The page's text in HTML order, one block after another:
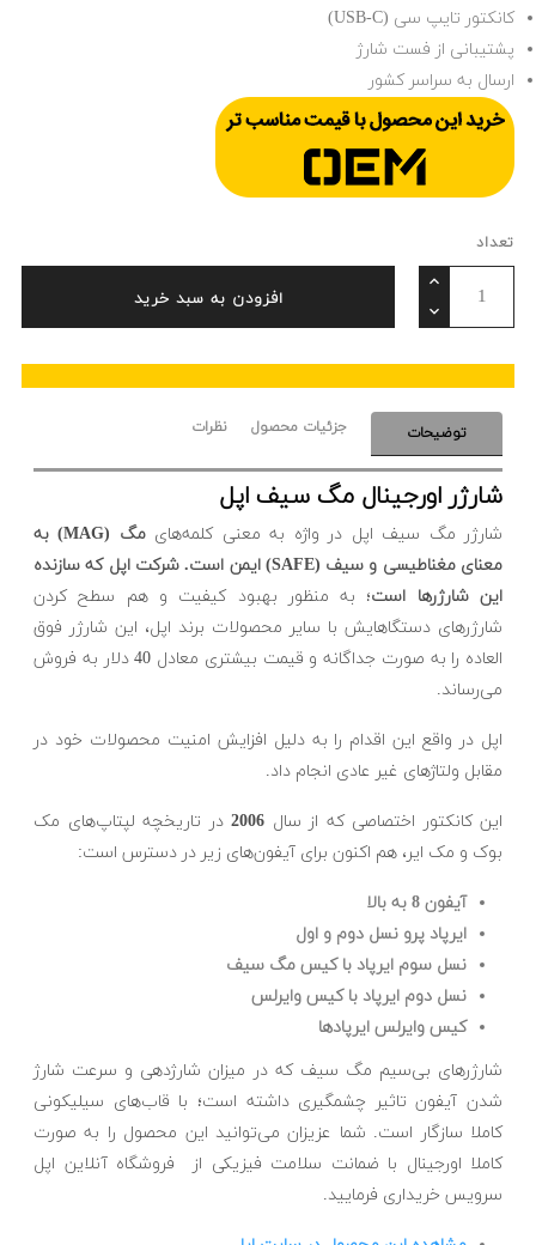
کانکتور تایپ سی (USB-C)
پشتیبانی از فست شارژ
ارسال به سراسر کشور
تعداد
افزودن به سبد خرید
توضیحات جزئیات محصول نظرات
شارژر اورجینال مگ سیف اپل
شارژر مگ سیف اپل در واژه به معنی کلمه‌های
مگ (MAG) به
معنای مغناطیسی و سیف (SAFE) ایمن است. شرکت اپل که سازنده
این شارژر‌ها است؛ به منظور بهبود کیفیت و هم سطح کردن
شارژر‌های دستگاهایش با سایر محصولات برند اپل، این شارژر فوق
العاده را به صورت جداگانه و قیمت بیشتری معادل 40 دلار به فروش
می‌رساند.
اپل در واقع این اقدام را به دلیل افزایش امنیت محصولات خود در
مقابل ولتاژهای غیر عادی انجام داد.
این کانکتور اختصاصی که از سال 2006 در تاریخچه لپتاپ‌های مک
بوک و مک ایر، هم اکنون برای آیفون‌های زیر در دسترس است:
آیفون 8 به بالا
ایرپاد پرو نسل دوم و اول
نسل سوم ایرپاد با کیس مگ سیف
نسل دوم ایرپاد با کیس وایرلس
کیس وایرلس ایرپاد‌ها
شارژرهای بی‌سیم مگ سیف که در میزان شارژدهی و سرعت شارژ
شدن آیفون تاثیر چشمگیری داشته است؛ با قاب‌های سیلیکونی
کاملا سازگار است. شما عزیزان می‌توانید این محصول را به صورت
کاملا اورجینال با ضمانت سلامت فیزیکی از فروشگاه آنلاین اپل
سرویس خریداری فرمایید.